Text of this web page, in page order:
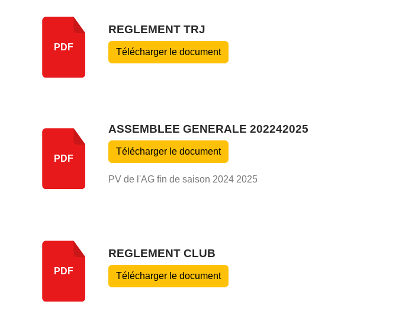
PDF
REGLEMENT TRJ
Télécharger le document
PDF
ASSEMBLEE GENERALE 202242025
Télécharger le document
PV de l'AG fin de saison 2024 2025
PDF
REGLEMENT CLUB
Télécharger le document